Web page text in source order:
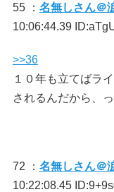
55 ： 名無しさん＠
10:06:44.39
>>36
１０年も立てばラ
されるんだから、
72 ： 名無しさん＠
10:22:08.45